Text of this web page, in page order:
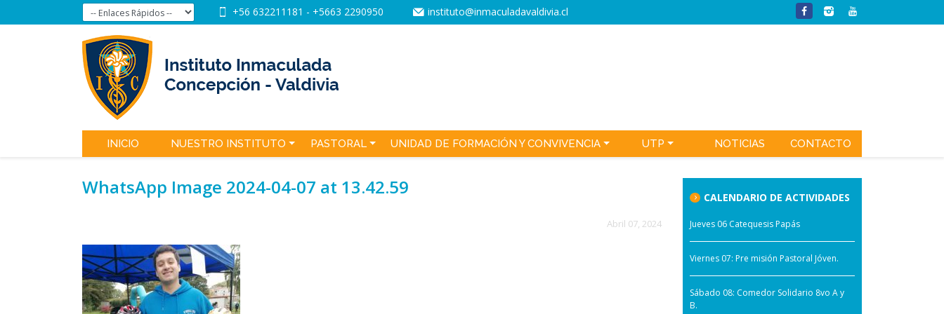
+56 632211181 - +5663 2290950 instituto@inmaculadavaldivia.cl
INICIO NUESTRO INSTITUTO PASTORAL UNIDAD DE FORMACIÓN Y CONVIVENCIA UTP NOTICIAS CONTACTO
WhatsApp Image 2024-04-07 at 13.42.59
Abril 07, 2024
CALENDARIO DE ACTIVIDADES
Jueves 06 Catequesis Papás
Viernes 07: Pre misión Pastoral Jóven.
Sábado 08: Comedor Solidario 8vo A y
B.